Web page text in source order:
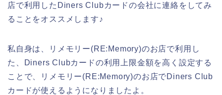
店で利用したDiners Clubカードの会社に連絡をしてみ
ることをオススメします♪
私自身は、リメモリー(RE:Memory)のお店で利用し
た、Diners Clubカードの利用上限金額を高く設定する
ことで、リメモリー(RE:Memory)のお店でDiners Club
カードが使えるようになりましたよ。